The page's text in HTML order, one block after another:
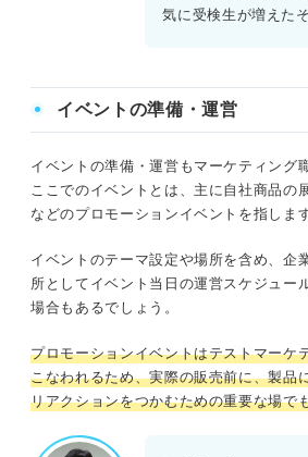
気に受検生が増えた
イベントの準備・運営
イベントの準備・運営もマーケティング
ここでのイベントとは、主に自社商品の
などのプロモーションイベントを指します
イベントのテーマ設定や場所を含め、企
所としてイベント当日の運営スケジュー
場合もあるでしょう。
プロモーションイベントはテストマーケ
こなわれるため、実際の販売前に、製品
リアクションをつかむための重要な場で